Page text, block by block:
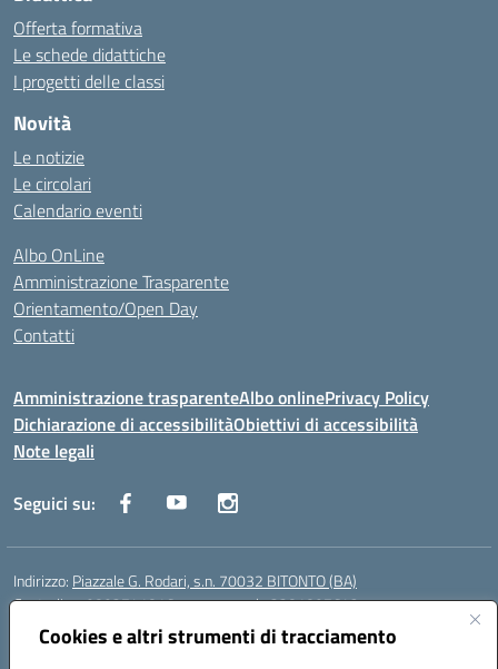
Cookies e altri strumenti di tracciamento
Offerta formativa
Le schede didattiche
I progetti delle classi
Novità
Le notizie
Le circolari
Calendario eventi
Albo OnLine
Amministrazione Trasparente
Orientamento/Open Day
Contatti
Amministrazione trasparenteAlbo onlinePrivacy Policy
Dichiarazione di accessibilitàObiettivi di accessibilità
Note legali
Seguici su:
Indirizzo: Piazzale G. Rodari, s.n. 70032 BITONTO (BA)
Centralino:0803741816 - corso serale 3381807642
Email: BATD220004@istruzione.it
Posta elettronica certificata (PEC):batd220004@pec.istruzione.it